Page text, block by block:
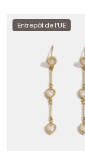
Entrepôt de l'UE